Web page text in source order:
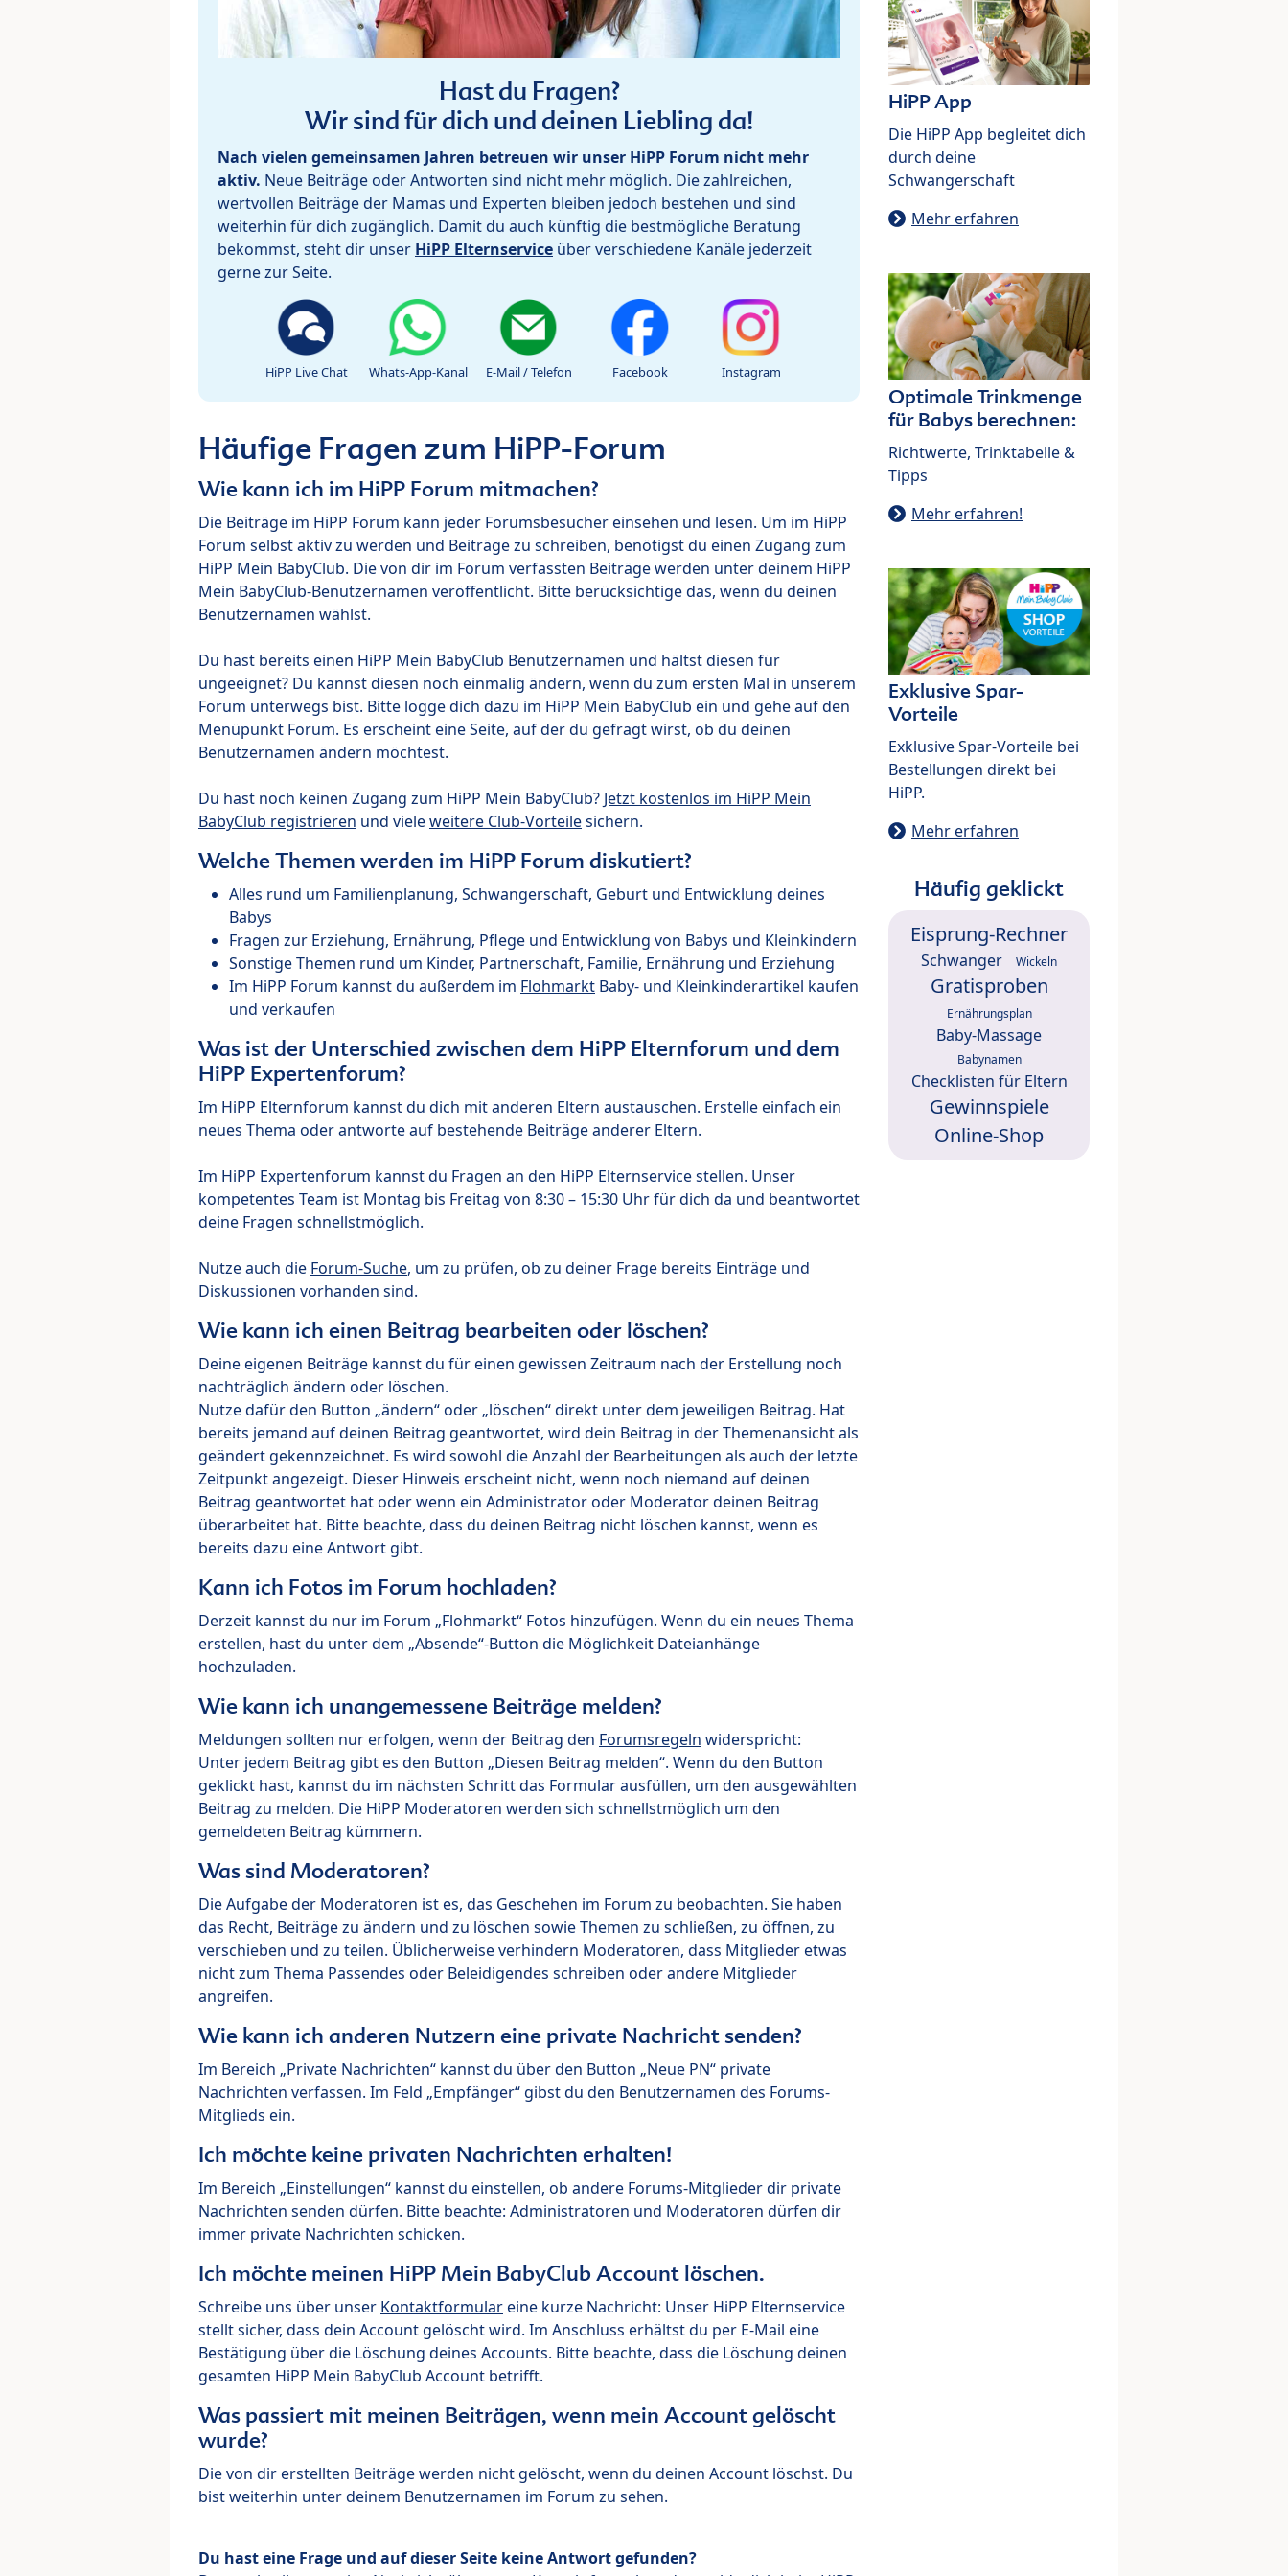
Hast du Fragen?
Wir sind für dich und deinen Liebling da!
Nach vielen gemeinsamen Jahren betreuen wir unser HiPP Forum nicht mehr
aktiv. Neue Beiträge oder Antworten sind nicht mehr möglich. Die zahlreichen,
wertvollen Beiträge der Mamas und Experten bleiben jedoch bestehen und sind
weiterhin für dich zugänglich. Damit du auch künftig die bestmögliche Beratung
bekommst, steht dir unser HiPP Elternservice über verschiedene Kanäle jederzeit
gerne zur Seite.
HiPP Live Chat Whats-App-Kanal E-Mail / Telefon Facebook Instagram
Häufige Fragen zum HiPP-Forum
Wie kann ich im HiPP Forum mitmachen?
Die Beiträge im HiPP Forum kann jeder Forumsbesucher einsehen und lesen. Um im HiPP
Forum selbst aktiv zu werden und Beiträge zu schreiben, benötigst du einen Zugang zum
HiPP Mein BabyClub. Die von dir im Forum verfassten Beiträge werden unter deinem HiPP
Mein BabyClub-Benutzernamen veröffentlicht. Bitte berücksichtige das, wenn du deinen
Benutzernamen wählst.
Du hast bereits einen HiPP Mein BabyClub Benutzernamen und hältst diesen für
ungeeignet? Du kannst diesen noch einmalig ändern, wenn du zum ersten Mal in unserem
Forum unterwegs bist. Bitte logge dich dazu im HiPP Mein BabyClub ein und gehe auf den
Menüpunkt Forum. Es erscheint eine Seite, auf der du gefragt wirst, ob du deinen
Benutzernamen ändern möchtest.
Du hast noch keinen Zugang zum HiPP Mein BabyClub? Jetzt kostenlos im HiPP Mein
BabyClub registrieren und vieleweitere Club-Vorteilesichern.
Welche Themen werden im HiPP Forum diskutiert?
Alles rund um Familienplanung, Schwangerschaft, Geburt und Entwicklung deines
Babys
Fragen zur Erziehung, Ernährung, Pflege und Entwicklung von Babys und Kleinkindern
Sonstige Themen rund um Kinder, Partnerschaft, Familie, Ernährung und Erziehung
Im HiPP Forum kannst du außerdem im Flohmarkt Baby- und Kleinkinderartikel kaufen
und verkaufen
Was ist der Unterschied zwischen dem HiPP Elternforum und dem
HiPP Expertenforum?
Im HiPP Elternforum kannst du dich mit anderen Eltern austauschen. Erstelle einfach ein
neues Thema oder antworte auf bestehende Beiträge anderer Eltern.
Im HiPP Expertenforum kannst du Fragen an den HiPP Elternservice stellen. Unser
kompetentes Team ist Montag bis Freitag von 8:30 – 15:30 Uhr für dich da und beantwortet
deine Fragen schnellstmöglich.
Nutze auch die Forum-Suche, um zu prüfen, ob zu deiner Frage bereits Einträge und
Diskussionen vorhanden sind.
Wie kann ich einen Beitrag bearbeiten oder löschen?
Deine eigenen Beiträge kannst du für einen gewissen Zeitraum nach der Erstellung noch
nachträglich ändern oder löschen.
Nutze dafür den Button „ändern“ oder „löschen“ direkt unter dem jeweiligen Beitrag. Hat
bereits jemand auf deinen Beitrag geantwortet, wird dein Beitrag in der Themenansicht als
geändert gekennzeichnet. Es wird sowohl die Anzahl der Bearbeitungen als auch der letzte
Zeitpunkt angezeigt. Dieser Hinweis erscheint nicht, wenn noch niemand auf deinen
Beitrag geantwortet hat oder wenn ein Administrator oder Moderator deinen Beitrag
überarbeitet hat. Bitte beachte, dass du deinen Beitrag nicht löschen kannst, wenn es
bereits dazu eine Antwort gibt.
Kann ich Fotos im Forum hochladen?
Derzeit kannst du nur im Forum „Flohmarkt“ Fotos hinzufügen. Wenn du ein neues Thema
erstellen, hast du unter dem „Absende“-Button die Möglichkeit Dateianhänge
hochzuladen.
Wie kann ich unangemessene Beiträge melden?
Meldungen sollten nur erfolgen, wenn der Beitrag den Forumsregeln widerspricht:
Unter jedem Beitrag gibt es den Button „Diesen Beitrag melden“. Wenn du den Button
geklickt hast, kannst du im nächsten Schritt das Formular ausfüllen, um den ausgewählten
Beitrag zu melden. Die HiPP Moderatoren werden sich schnellstmöglich um den
gemeldeten Beitrag kümmern.
Was sind Moderatoren?
Die Aufgabe der Moderatoren ist es, das Geschehen im Forum zu beobachten. Sie haben
das Recht, Beiträge zu ändern und zu löschen sowie Themen zu schließen, zu öffnen, zu
verschieben und zu teilen. Üblicherweise verhindern Moderatoren, dass Mitglieder etwas
nicht zum Thema Passendes oder Beleidigendes schreiben oder andere Mitglieder
angreifen.
Wie kann ich anderen Nutzern eine private Nachricht senden?
Im Bereich „Private Nachrichten“ kannst du über den Button „Neue PN“ private
Nachrichten verfassen. Im Feld „Empfänger“ gibst du den Benutzernamen des Forums-
Mitglieds ein.
Ich möchte keine privaten Nachrichten erhalten!
Im Bereich „Einstellungen“ kannst du einstellen, ob andere Forums-Mitglieder dir private
Nachrichten senden dürfen. Bitte beachte: Administratoren und Moderatoren dürfen dir
immer private Nachrichten schicken.
Ich möchte meinen HiPP Mein BabyClub Account löschen.
Schreibe uns über unser Kontaktformulareine kurze Nachricht: Unser HiPP Elternservice
stellt sicher, dass dein Account gelöscht wird. Im Anschluss erhältst du per E-Mail eine
Bestätigung über die Löschung deines Accounts. Bitte beachte, dass die Löschung deinen
gesamten HiPP Mein BabyClub Account betrifft.
Was passiert mit meinen Beiträgen, wenn mein Account gelöscht
wurde?
Die von dir erstellten Beiträge werden nicht gelöscht, wenn du deinen Account löschst. Du
bist weiterhin unter deinem Benutzernamen im Forum zu sehen.
Du hast eine Frage und auf dieser Seite keine Antwort gefunden?
HiPP App
Die HiPP App begleitet dich
durch deine
Schwangerschaft
Mehr erfahren
Optimale Trinkmenge
für Babys berechnen:
Richtwerte, Trinktabelle &
Tipps
Mehr erfahren!
Exklusive Spar-
Vorteile
Exklusive Spar-Vorteile bei
Bestellungen direkt bei
HiPP.
Mehr erfahren
Häufig geklickt
Eisprung-Rechner
Schwanger Wickeln
Gratisproben
Ernährungsplan
Baby-Massage
Babynamen
Checklisten für Eltern
Gewinnspiele
Online-Shop